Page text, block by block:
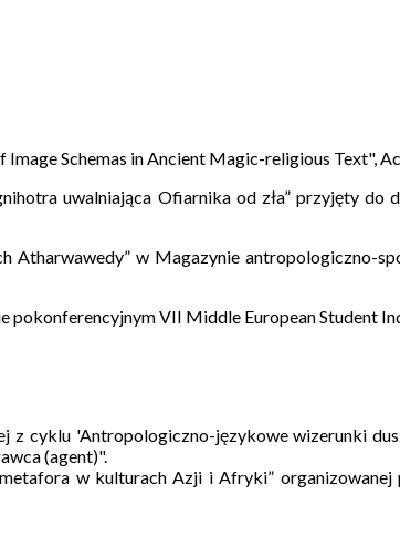
Schemas in Ancient Magic-religious Text",
uwalniająca Ofiarnika od zła” przyjęty
Atharwawedy” w Magazynie antropologiczno-
pokonferencyjnym VII Middle European Student
cyklu 'Antropologiczno-językowe wizerunki
(agent)".
w kulturach Azji i Afryki”